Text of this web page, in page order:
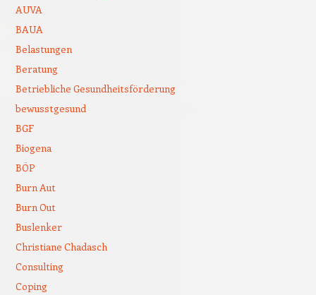
AUVA
BAUA
Belastungen
Beratung
Betriebliche Gesundheitsförderung
bewusstgesund
BGF
Biogena
BÖP
Burn Aut
Burn Out
Buslenker
Christiane Chadasch
Consulting
Coping